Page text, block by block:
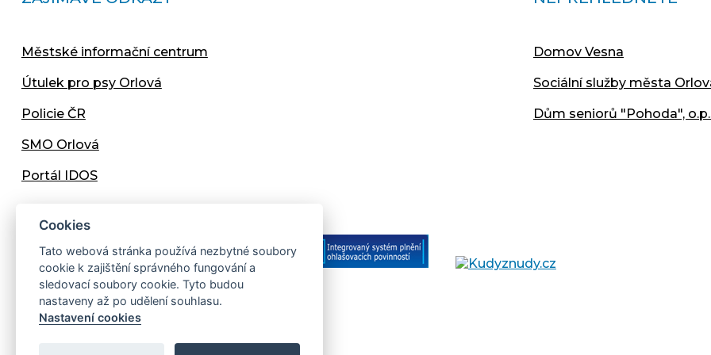
Městské informační centrum
Útulek pro psy Orlová
Policie ČR
SMO Orlová
Portál IDOS
Domov Vesna
Sociální služby města
Dům seniorů "Pohoda",
Copyright © 2013 - 2026 Městský úřad Orlová
Cookies
Tato webová stránka používá nezbytné soubory
cookie k zajištění správného fungování a
sledovací soubory cookie. Tyto budou
nastaveny až po udělení souhlasu.
Nastavení cookies